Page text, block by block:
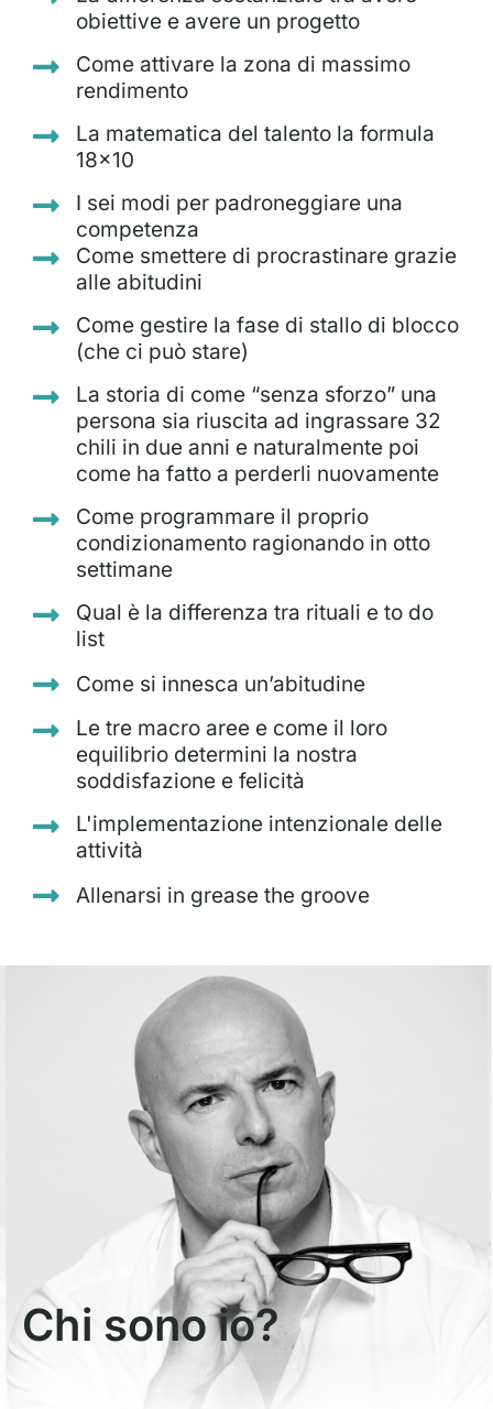
obiettive e avere un progetto
Come attivare la zona di massimo
rendimento
La matematica del talento la formula
18x10
I sei modi per padroneggiare una
competenza​
Come smettere di procrastinare grazie
alle abitudini
Come gestire la fase di stallo di blocco
(che ci può stare)
La storia di come “senza sforzo” una
persona sia riuscita ad ingrassare 32
chili in due anni e naturalmente poi
come ha fatto a perderli nuovamente
Come programmare il proprio
condizionamento ragionando in otto
settimane
Qual è la differenza tra rituali e to do
list
Come si innesca un’abitudine
Le tre macro aree e come il loro
equilibrio determini la nostra
soddisfazione e felicità
L'implementazione intenzionale delle
attività
Allenarsi in grease the groove
Chi sono io?